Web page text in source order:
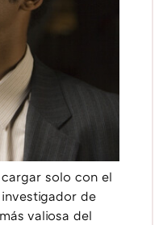
solo con el
de
valiosa del